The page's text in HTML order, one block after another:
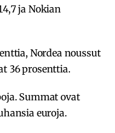
ja Nokian
Nordea noussut
36 prosenttia.
Summat ovat
euroja.